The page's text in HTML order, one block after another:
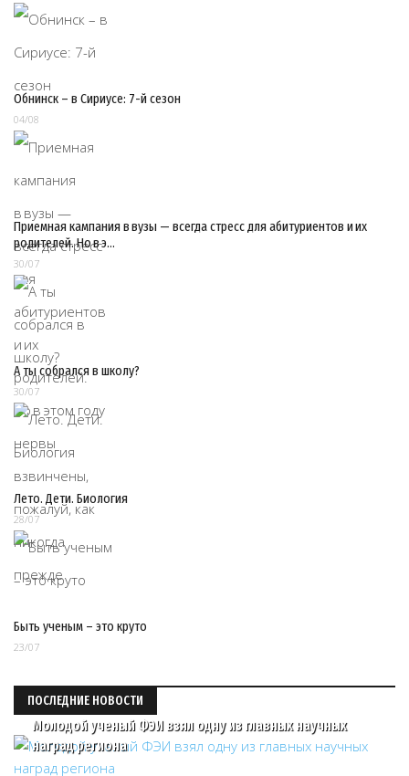
Обнинск – в Сириусе: 7-й сезон
04/08
Приемная кампания в вузы — всегда стресс для абитуриентов и их
родителей. Но в э…
30/07
А ты собрался в школу?
30/07
Лето. Дети. Биология
28/07
Быть ученым – это круто
23/07
ПОСЛЕДНИЕ НОВОСТИ
Молодой ученый ФЭИ взял одну из главных научных
наград региона